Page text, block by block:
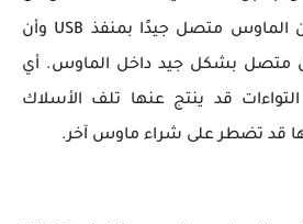
مقبس الطرف الآخر من الماوس متصل جيدًا بمنفذ USB وأن
متصل بشكل جيد داخل الماوس. أي
قد ينتج عنها تلف الأسلاك
قد تضطر على شراء ماوس آخر.